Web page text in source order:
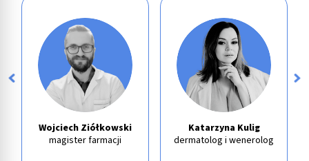
Wojciech Ziółkowski
magister farmacji
Katarzyna Kulig
dermatolog i wenerolog